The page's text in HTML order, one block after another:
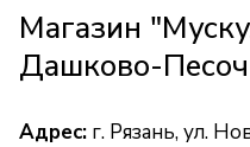
Магазин
Дашково-
Адрес: г. Рязань, ул.